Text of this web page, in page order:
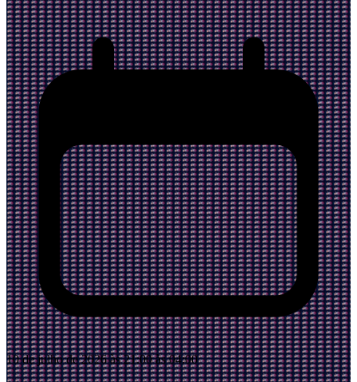
10 de julho de 2026 às 21:00 às 04:00